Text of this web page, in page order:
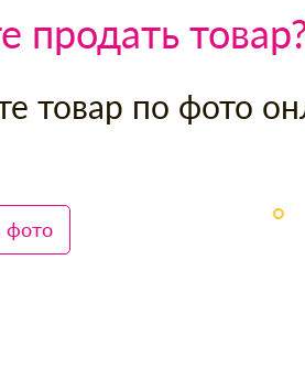
продать
товар по фото
фото